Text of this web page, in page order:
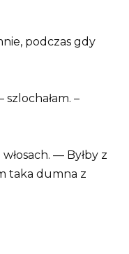
podczas gdy
–
— Byłby z
taka dumna z